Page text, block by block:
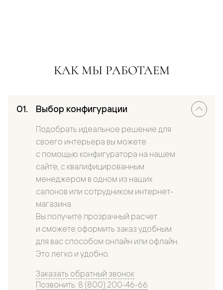
КАК МЫ РАБОТАЕМ
Выбор конфигурации
Подобрать идеальное решение для
своего интерьера вы можете
с помощью конфигуратора на нашем
сайте, с квалифицированным
менеджером в одном из наших
салонов или сотрудником интернет-
магазина.
Вы получите прозрачный расчет
и сможете оформить заказ удобным
для вас способом онлайн или офлайн.
Это легко и удобно.
Заказать обратный звонок
Позвонить: 8 (800) 200-46-66